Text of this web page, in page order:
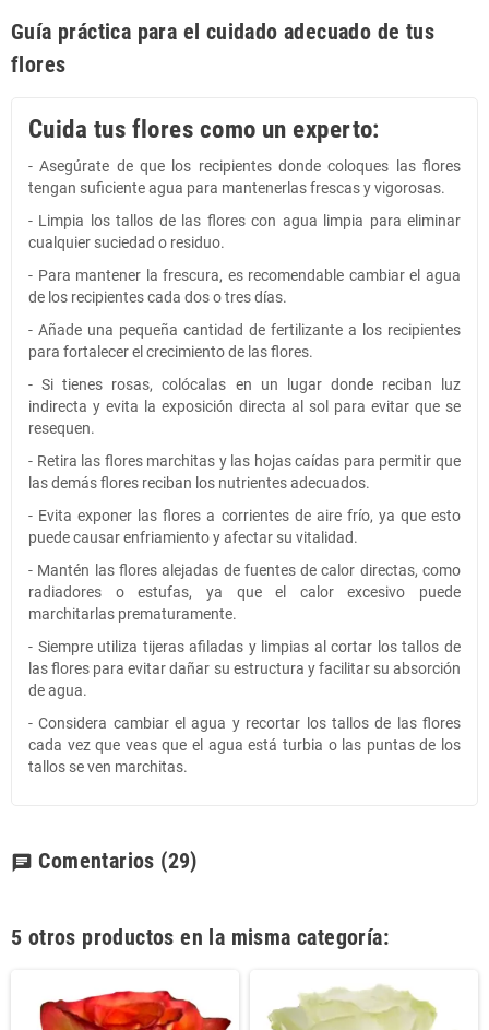
Guía práctica para el cuidado adecuado de tus
flores
Cuida tus flores como un experto:
- Asegúrate de que los recipientes donde coloques las flores
tengan suficiente agua para mantenerlas frescas y vigorosas.
- Limpia los tallos de las flores con agua limpia para eliminar
cualquier suciedad o residuo.
- Para mantener la frescura, es recomendable cambiar el agua
de los recipientes cada dos o tres días.
- Añade una pequeña cantidad de fertilizante a los recipientes
para fortalecer el crecimiento de las flores.
- Si tienes rosas, colócalas en un lugar donde reciban luz
indirecta y evita la exposición directa al sol para evitar que se
resequen.
- Retira las flores marchitas y las hojas caídas para permitir que
las demás flores reciban los nutrientes adecuados.
- Evita exponer las flores a corrientes de aire frío, ya que esto
puede causar enfriamiento y afectar su vitalidad.
- Mantén las flores alejadas de fuentes de calor directas, como
radiadores o estufas, ya que el calor excesivo puede
marchitarlas prematuramente.
- Siempre utiliza tijeras afiladas y limpias al cortar los tallos de
las flores para evitar dañar su estructura y facilitar su absorción
de agua.
- Considera cambiar el agua y recortar los tallos de las flores
cada vez que veas que el agua está turbia o las puntas de los
tallos se ven marchitas.
chat Comentarios (29)
5 otros productos en la misma categoría: